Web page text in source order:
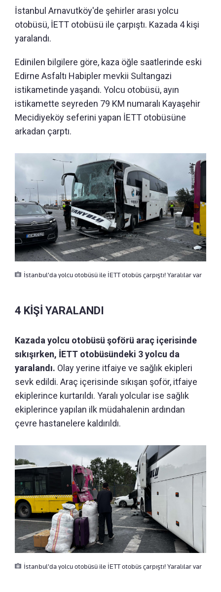
İstanbul Arnavutköy'de şehirler arası yolcu
otobüsü, İETT otobüsü ile çarpıştı. Kazada 4 kişi
yaralandı.
Edinilen bilgilere göre, kaza öğle saatlerinde eski
Edirne Asfaltı Habipler mevkii Sultangazi
istikametinde yaşandı. Yolcu otobüsü, ayın
istikamette seyreden 79 KM numaralı Kayaşehir
Mecidiyeköy seferini yapan İETT otobüsüne
arkadan çarptı.
İstanbul'da yolcu otobüsü ile İETT otobüs çarpıştı! Yaralılar var
4 KİŞİ YARALANDI
Kazada yolcu otobüsü şoförü araç içerisinde
sıkışırken, İETT otobüsündeki 3 yolcu da
yaralandı. Olay yerine itfaiye ve sağlık ekipleri
sevk edildi. Araç içerisinde sıkışan şoför, itfaiye
ekiplerince kurtarıldı. Yaralı yolcular ise sağlık
ekiplerince yapılan ilk müdahalenin ardından
çevre hastanelere kaldırıldı.
İstanbul'da yolcu otobüsü ile İETT otobüs çarpıştı! Yaralılar var